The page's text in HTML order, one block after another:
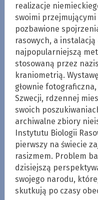
realizacje
swoimi
pozbawione
rasowych, a instalacją
najpopularniejszą
stosowaną przez
kraniometrią.
głownie
Szwecji, rdzennej
swoich
archiwalne zbiory
Instytutu Biologii
pierwszy na świecie
rasizmem. Problem
dzisiejszą
swojego narodu,
skutkują po czasy